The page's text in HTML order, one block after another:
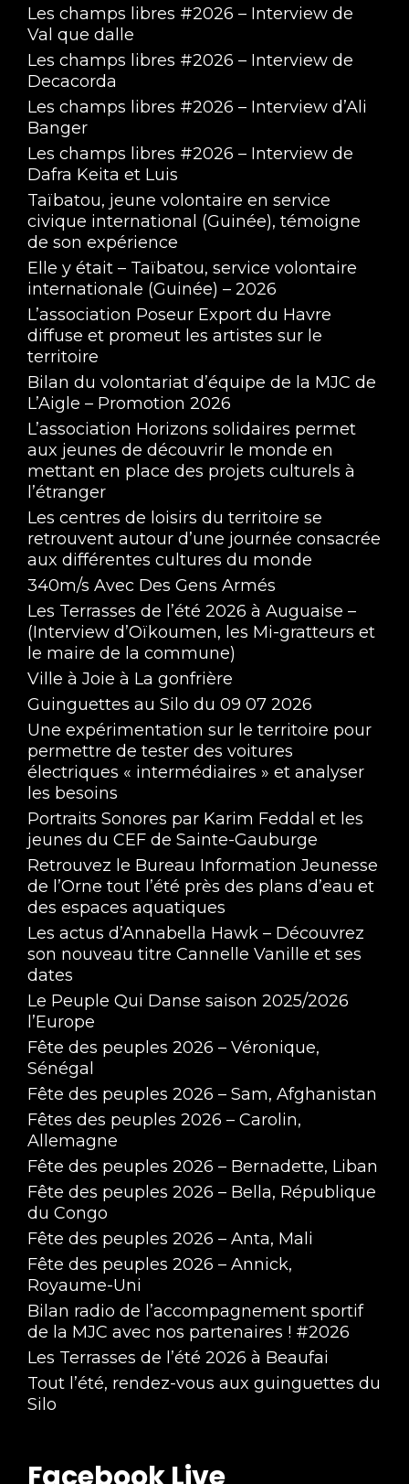
Les champs libres #2026 – Interview de
Val que dalle
Les champs libres #2026 – Interview de
Decacorda
Les champs libres #2026 – Interview d’Ali
Banger
Les champs libres #2026 – Interview de
Dafra Keita et Luis
Taïbatou, jeune volontaire en service
civique international (Guinée), témoigne
de son expérience
Elle y était – Taïbatou, service volontaire
internationale (Guinée) – 2026
L’association Poseur Export du Havre
diffuse et promeut les artistes sur le
territoire
Bilan du volontariat d’équipe de la MJC de
L’Aigle – Promotion 2026
L’association Horizons solidaires permet
aux jeunes de découvrir le monde en
mettant en place des projets culturels à
l’étranger
Les centres de loisirs du territoire se
retrouvent autour d’une journée consacrée
aux différentes cultures du monde
340m/s Avec Des Gens Armés
Les Terrasses de l’été 2026 à Auguaise –
(Interview d’Oïkoumen, les Mi-gratteurs et
le maire de la commune)
Ville à Joie à La gonfrière
Guinguettes au Silo du 09 07 2026
Une expérimentation sur le territoire pour
permettre de tester des voitures
électriques « intermédiaires » et analyser
les besoins
Portraits Sonores par Karim Feddal et les
jeunes du CEF de Sainte-Gauburge
Retrouvez le Bureau Information Jeunesse
de l’Orne tout l’été près des plans d’eau et
des espaces aquatiques
Les actus d’Annabella Hawk – Découvrez
son nouveau titre Cannelle Vanille et ses
dates
Le Peuple Qui Danse saison 2025/2026
l’Europe
Fête des peuples 2026 – Véronique,
Sénégal
Fête des peuples 2026 – Sam, Afghanistan
Fêtes des peuples 2026 – Carolin,
Allemagne
Fête des peuples 2026 – Bernadette, Liban
Fête des peuples 2026 – Bella, République
du Congo
Fête des peuples 2026 – Anta, Mali
Fête des peuples 2026 – Annick,
Royaume-Uni
Bilan radio de l’accompagnement sportif
de la MJC avec nos partenaires ! #2026
Les Terrasses de l’été 2026 à Beaufai
Tout l’été, rendez-vous aux guinguettes du
Silo